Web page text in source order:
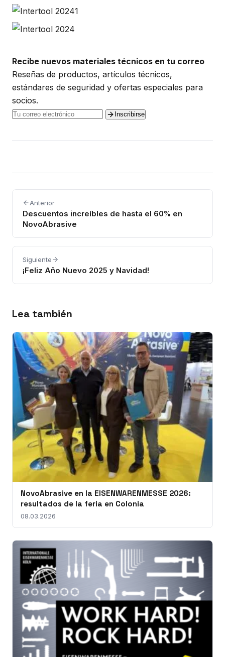
Recibe nuevos materiales técnicos en tu correo
Reseñas de productos, artículos técnicos,
estándares de seguridad y ofertas especiales para
socios.
Inscribirse
Anterior
Descuentos increíbles de hasta el 60% en
NovoAbrasive
Siguiente
¡Feliz Año Nuevo 2025 y Navidad!
Lea también
NovoAbrasive en la EISENWARENMESSE 2026:
resultados de la feria en Colonia
08.03.2026